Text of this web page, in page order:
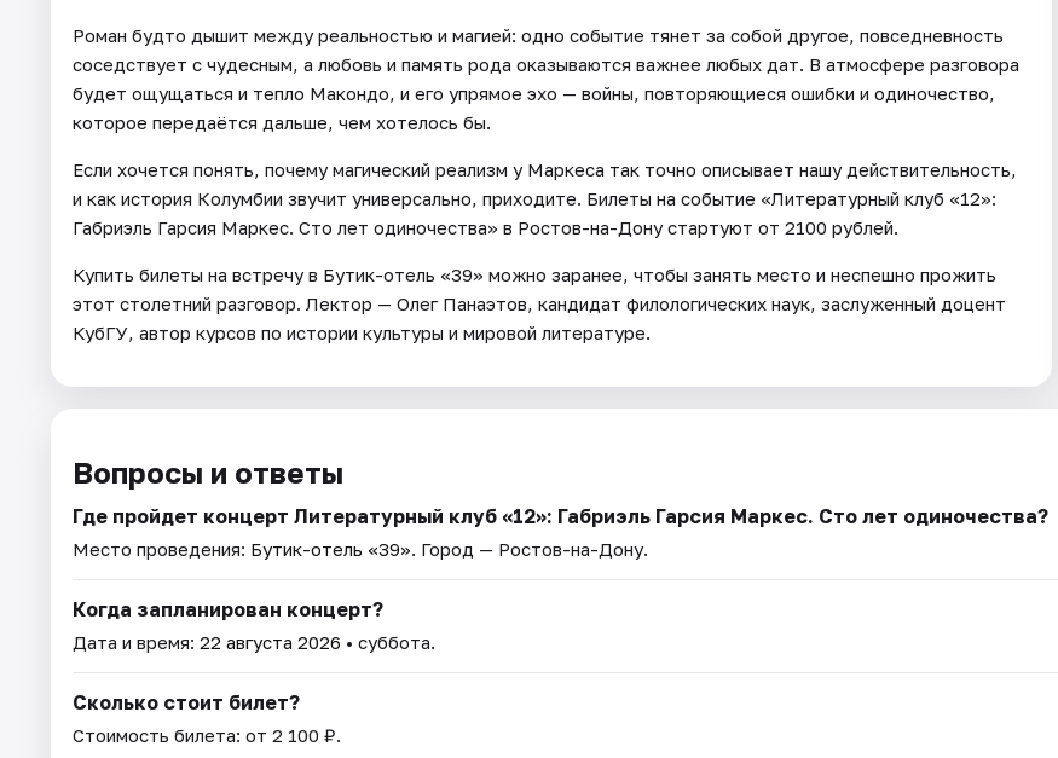
Роман будто дышит между реальностью и магией: одно событие тянет за собой другое, повседневность
соседствует с чудесным, а любовь и память рода оказываются важнее любых дат. В атмосфере разговора
будет ощущаться и тепло Макондо, и его упрямое эхо — войны, повторяющиеся ошибки и одиночество,
которое передаётся дальше, чем хотелось бы.
Если хочется понять, почему магический реализм у Маркеса так точно описывает нашу действительность,
и как история Колумбии звучит универсально, приходите. Билеты на событие «Литературный клуб «12»:
Габриэль Гарсия Маркес. Сто лет одиночества» в Ростов-на-Дону стартуют от 2100 рублей.
Купить билеты на встречу в Бутик-отель «39» можно заранее, чтобы занять место и неспешно прожить
этот столетний разговор. Лектор — Олег Панаэтов, кандидат филологических наук, заслуженный доцент
КубГУ, автор курсов по истории культуры и мировой литературе.
Вопросы и ответы
Где пройдет концерт Литературный клуб «12»: Габриэль Гарсия Маркес. Сто лет одиночества?
Место проведения: Бутик-отель «39». Город — Ростов-на-Дону.
Когда запланирован концерт?
Дата и время: 22 августа 2026 • суббота.
Сколько стоит билет?
Стоимость билета: от 2 100 ₽.